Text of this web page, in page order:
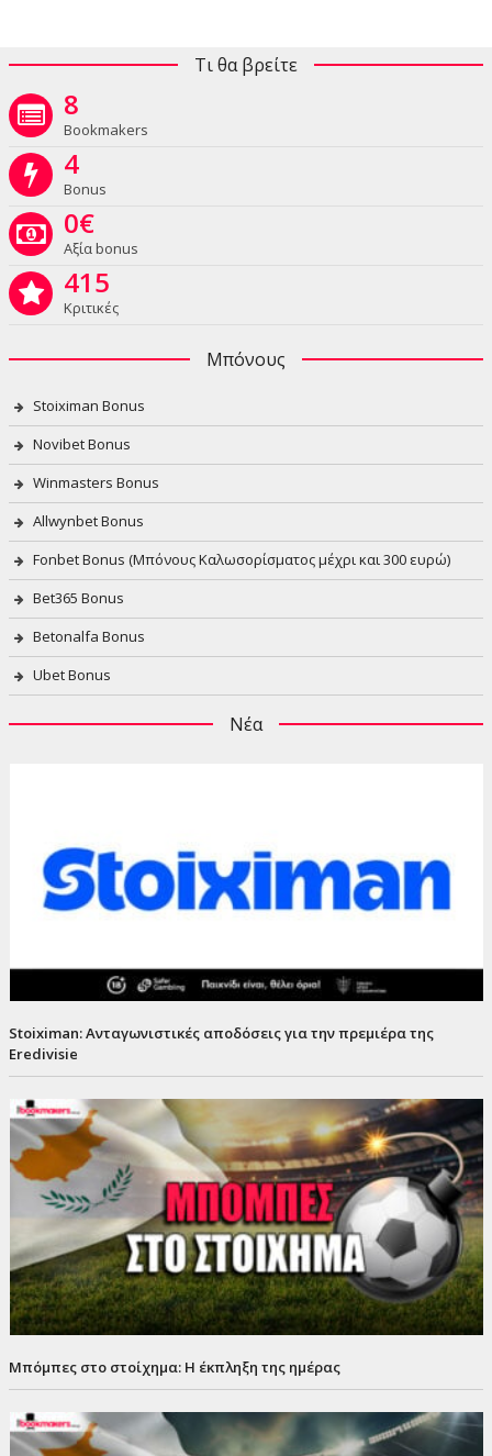
Τι θα βρείτε
8
Bookmakers
4
Bonus
0€
Αξία bonus
415
Κριτικές
Μπόνους
Stoiximan Bonus
Novibet Bonus
Winmasters Bonus
Allwynbet Bonus
Fonbet Bonus (Μπόνους Καλωσορίσματος μέχρι και 300 ευρώ)
Bet365 Bonus
Betonalfa Bonus
Ubet Bonus
Νέα
Stoiximan: Ανταγωνιστικές αποδόσεις για την πρεμιέρα της
Eredivisie
Μπόμπες στο στοίχημα: Η έκπληξη της ημέρας